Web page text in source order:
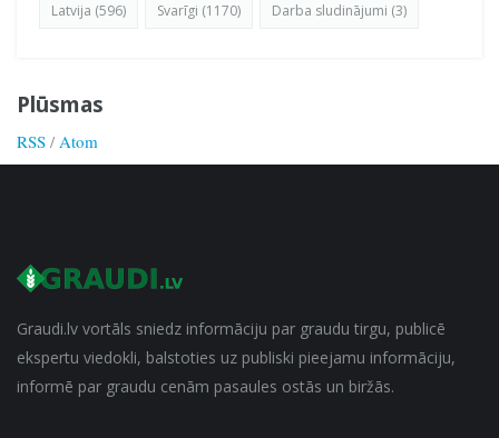
Latvija (596) Svarīgi (1170) Darba sludinājumi (3)
Plūsmas
RSS / Atom
Graudi.lv vortāls sniedz informāciju par graudu tirgu, publicē
ekspertu viedokli, balstoties uz publiski pieejamu informāciju,
informē par graudu cenām pasaules ostās un biržās.